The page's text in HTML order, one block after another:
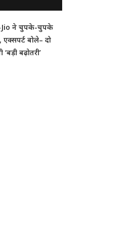
ने चुपके-चुपके
एक्सपर्ट बोले– दो
बढ़ोतरी’